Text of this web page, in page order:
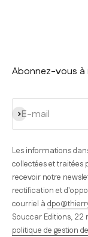
Abonnez-vous
E-mail
S'inscrire
Les informations
collectées et traitées
recevoir notre
rectification et
courriel à
Souccar Editions, 22
politique de gestion